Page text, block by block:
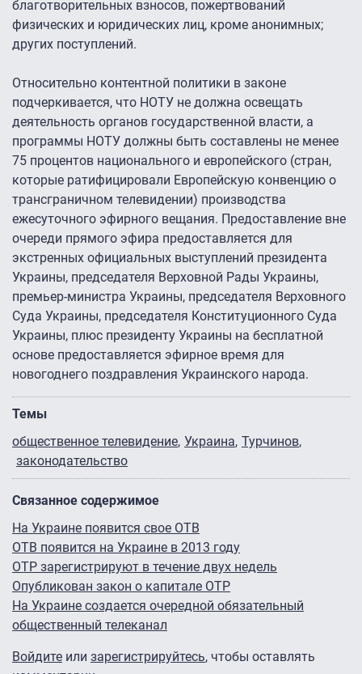
благотворительных взносов, пожертвований
физических и юридических лиц, кроме анонимных;
других поступлений.
Относительно контентной политики в законе
подчеркивается, что НОТУ не должна освещать
деятельность органов государственной власти, а
программы НОТУ должны быть составлены не менее
75 процентов национального и европейского (стран,
которые ратифицировали Европейскую конвенцию о
трансграничном телевидении) производства
ежесуточного эфирного вещания. Предоставление вне
очереди прямого эфира предоставляется для
экстренных официальных выступлений президента
Украины, председателя Верховной Рады Украины,
премьер-министра Украины, председателя Верховного
Суда Украины, председателя Конституционного Суда
Украины, плюс президенту Украины на бесплатной
основе предоставляется эфирное время для
новогоднего поздравления Украинского народа.
Темы
общественное телевидение Украина Турчинов
законодательство
Связанное содержимое
На Украине появится свое ОТВ
ОТВ появится на Украине в 2013 году
ОТР зарегистрируют в течение двух недель
Опубликован закон о капитале ОТР
На Украине создается очередной обязательный
общественный телеканал
Войдите или зарегистрируйтесь, чтобы оставлять